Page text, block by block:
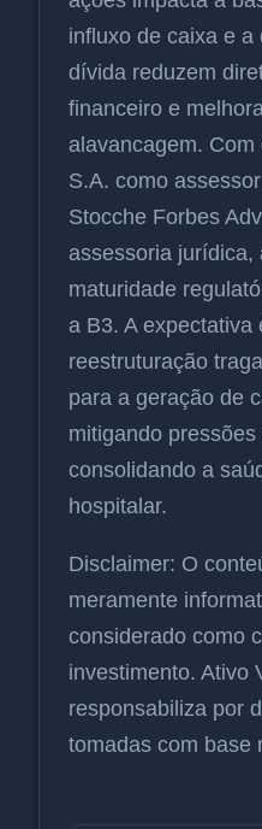
influxo de caixa e a
dívida reduzem
financeiro e
alavancagem. Com
S.A. como
Stocche Forbes
assessoria jurídica,
maturidade
a B3. A expectativa
reestruturação
para a geração de
mitigando
consolidando a
hospitalar.
Disclaimer: O
meramente
considerado como
investimento. Ativo
responsabiliza por
tomadas com base